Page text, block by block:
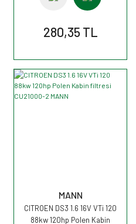
280,35 TL
MANN
CITROEN DS3 1.6 16V VTi 120
88kw 120hp Polen Kabin